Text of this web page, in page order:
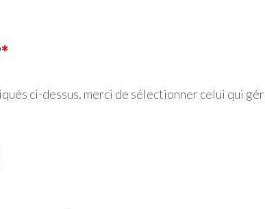
ci-dessus, merci de sélectionner celui qui